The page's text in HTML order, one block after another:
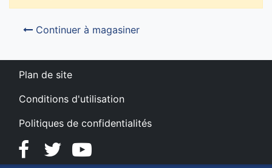
Continuer à magasiner
Plan de site
Conditions d'utilisation
Politiques de confidentialités
FacebookTwitterYouTube